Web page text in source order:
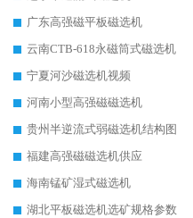
广东高强磁平板磁选机
云南CTB-618永磁筒式磁选机
宁夏河沙磁选机视频
河南小型高强磁磁选机
贵州半逆流式弱磁选机结构图
福建高强磁磁选机供应
海南锰矿湿式磁选机
湖北平板磁选机选矿规格参数